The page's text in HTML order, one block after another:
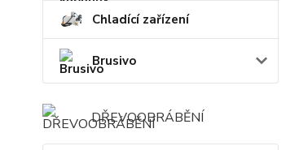
Chladící zařízení
Brusivo
DŘEVOOBRÁBĚNÍ